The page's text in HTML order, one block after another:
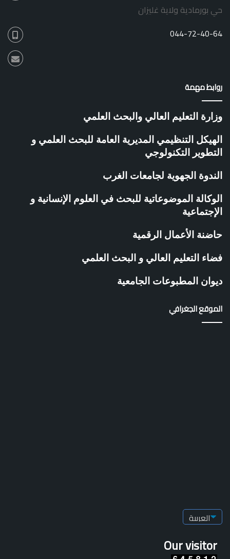
حي بورمادية ولاية غليزان
044-72-40-64
روابط مهمة
وزارة التعليم العالي والبحث العلمي
الهيكل التنظيمي المديرية العامة للبحث العلمي و
التطوير التكنولوجي
الندوة الجهوية لجامعات الغرب
الوكالة الموضوعاتية للبحث في العلوم الإنسانية و
الإجتماعية
حاضنة الأعمال الرقمية
فضاء التعليم العالي و البحث العلمي
ديوان المطبوعات الجامعية
الموقع الجغرافي
Our visitor